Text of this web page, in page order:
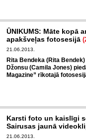
ŪNIKUMS: Māte kopā
apakšveļas fotosesijā
21.06.2013.
Rita Bendeka (Rita
Džonsu (Camila Jones)
Magazine” rīkotajā
Karsti foto un kaislīgi
Sairusas jaunā
21.06.2013.